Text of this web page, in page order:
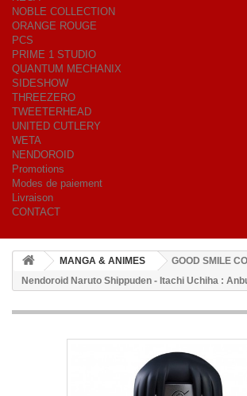
NOBLE COLLECTION
ORANGE ROUGE
PCS
PRIME 1 STUDIO
QUANTUM MECHANIX
SIDESHOW
THREEZERO
TWEETERHEAD
UNITED CUTLERY
WETA
NENDOROID
Promotions
Modes de paiement
Livraison
CONTACT
MANGA & ANIMES
GOOD SMILE
Nendoroid Naruto Shippuden - Itachi Uchiha :